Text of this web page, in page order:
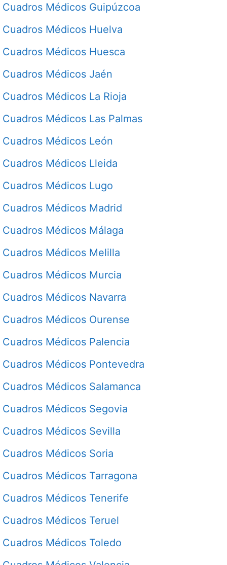
Cuadros Médicos Guipúzcoa
Cuadros Médicos Huelva
Cuadros Médicos Huesca
Cuadros Médicos Jaén
Cuadros Médicos La Rioja
Cuadros Médicos Las Palmas
Cuadros Médicos León
Cuadros Médicos Lleida
Cuadros Médicos Lugo
Cuadros Médicos Madrid
Cuadros Médicos Málaga
Cuadros Médicos Melilla
Cuadros Médicos Murcia
Cuadros Médicos Navarra
Cuadros Médicos Ourense
Cuadros Médicos Palencia
Cuadros Médicos Pontevedra
Cuadros Médicos Salamanca
Cuadros Médicos Segovia
Cuadros Médicos Sevilla
Cuadros Médicos Soria
Cuadros Médicos Tarragona
Cuadros Médicos Tenerife
Cuadros Médicos Teruel
Cuadros Médicos Toledo